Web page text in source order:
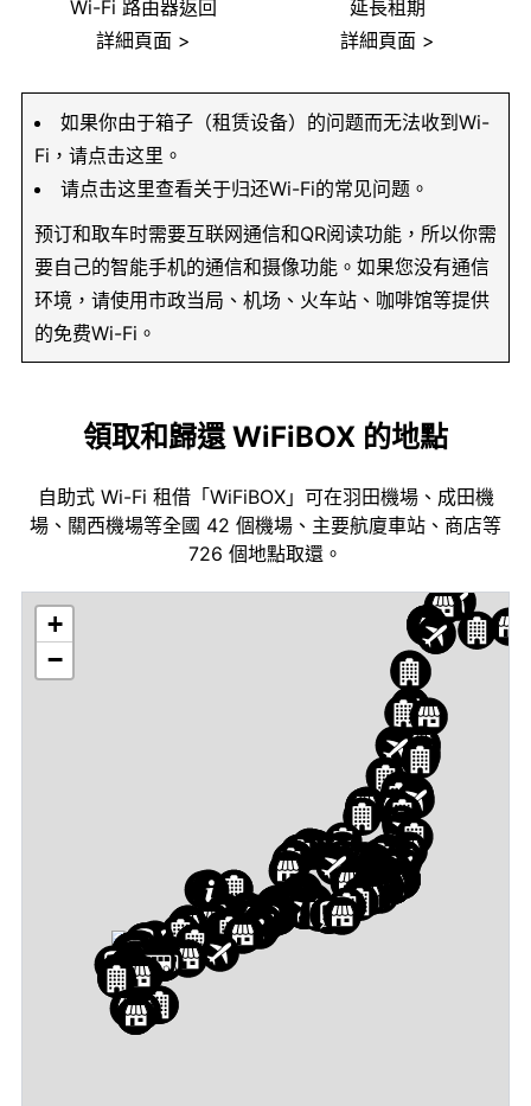
Wi-Fi 路由器返回
詳細頁面 >
延長租期
詳細頁面 >
如果你由于箱子（租赁设备）的问题而无法收到Wi-
Fi，请点击这里。
请点击这里查看关于归还Wi-Fi的常见问题。
预订和取车时需要互联网通信和QR阅读功能，所以你需
要自己的智能手机的通信和摄像功能。如果您没有通信
环境，请使用市政当局、机场、火车站、咖啡馆等提供
的免费Wi-Fi。
領取和歸還 WiFiBOX 的地點
自助式 Wi-Fi 租借「WiFiBOX」可在羽田機場、成田機
場、關西機場等全國 42 個機場、主要航廈車站、商店等
726 個地點取還。
+
−